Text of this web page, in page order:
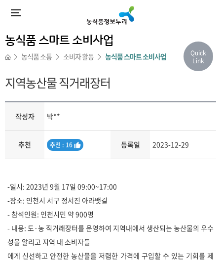
농식품 스마트 소비사업
농식품 소통 소비자 활동 농식품 스마트 소비사업
지역농산물 직거래장터
작성자 박**
추천
추
추천 : 16 등록일 2023-12-29
-일시: 2023년 9월 17일 09:00~17:00
-장소: 인천시 서구 정서진 아라뱃길
- 참석인원: 인천시민 약 900명
- 내용: 도·농 직거래장터를 운영하여 지역내에서 생산되는 농산물의 우수
성을 알리고 지역 내 소비자들
에게 신선하고 안전한 농산물을 저렴한 가격에 구입할 수 있는 기회를 제
Quick
Link